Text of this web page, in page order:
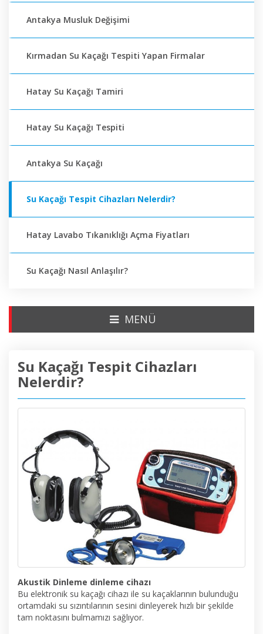
Antakya Musluk Değişimi
Kırmadan Su Kaçağı Tespiti Yapan Firmalar
Hatay Su Kaçağı Tamiri
Hatay Su Kaçağı Tespiti
Antakya Su Kaçağı
Su Kaçağı Tespit Cihazları Nelerdir?
Hatay Lavabo Tıkanıklığı Açma Fiyatları
Su Kaçağı Nasıl Anlaşılır?
MENÜ
Su Kaçağı Tespit Cihazları
Nelerdir?
Akustik Dinleme dinleme cihazı
Bu elektronik su kaçağı cihazı ile su kaçaklarının bulunduğu
ortamdaki su sızıntılarının sesini dinleyerek hızlı bir şekilde
tam noktasını bulmamızı sağlıyor.